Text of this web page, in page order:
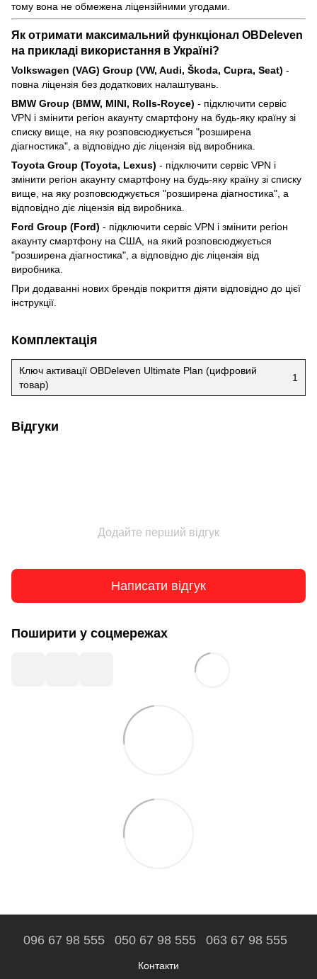
тому вона не обмежена ліцензійними угодами.
Як отримати максимальний функціонал OBDeleven
на прикладі використання в Україні?
Volkswagen (VAG) Group (VW, Audi, Škoda, Cupra, Seat) -
повна ліцензія без додаткових налаштувань.
BMW Group (BMW, MINI, Rolls-Royce) - підключити сервіс
VPN і змінити регіон акаунту смартфону на будь-яку країну зі
списку вище, на яку розповсюджується "розширена
діагностика", а відповідно діє ліцензія від виробника.
Toyota Group (Toyota, Lexus) - підключити сервіс VPN і
змінити регіон акаунту смартфону на будь-яку країну зі списку
вище, на яку розповсюджується "розширена діагностика", а
відповідно діє ліцензія від виробника.
Ford Group (Ford) - підключити сервіс VPN і змінити регіон
акаунту смартфону на США, на який розповсюджується
"розширена діагностика", а відповідно діє ліцензія від
виробника.
При додаванні нових брендів покриття діяти відповідно до цієї
інструкції.
Комплектація
Ключ активації OBDeleven Ultimate Plan (цифровий
товар)
1
Відгуки
Додайте перший відгук
Написати відгук
Поширити у соцмережах
096 67 98 555 050 67 98 555 063 67 98 555
Контакти